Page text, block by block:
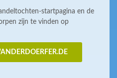
startpagina en de
zijn te vinden op